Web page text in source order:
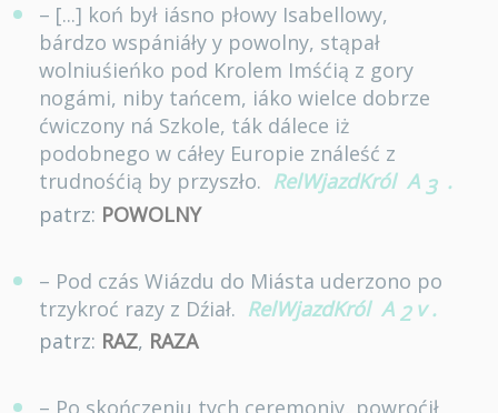
– [...] koń był iásno płowy Isabellowy,
bárdzo wspániáły y powolny, stąpał
wolniuśieńko pod Krolem Imśćią z gory
nogámi, niby tańcem, iáko wielce dobrze
ćwiczony ná Szkole, ták dálece iż
podobnego w cáłey Europie ználeść z
trudnośćią by przyszło. RelWjazdKról A 3 .
patrz: POWOLNY
– Pod czás Wiázdu do Miásta uderzono po
trzykroć razy z Dźiał. RelWjazdKról A 2 v .
patrz: RAZ, RAZA